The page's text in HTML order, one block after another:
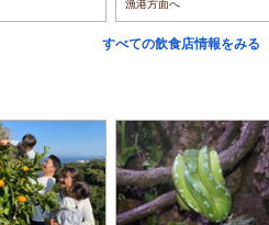
漁港方面へ
すべての飲食店情報をみる